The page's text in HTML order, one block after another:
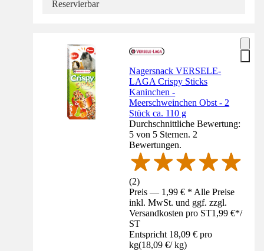
Reservierbar
Nagersnack VERSELE-
LAGA Crispy Sticks
Kaninchen -
Meerschweinchen Obst - 2
Stück ca. 110 g
Durchschnittliche Bewertung:
5 von 5 Sternen. 2
Bewertungen.
(2)
Preis — 1,99 € * Alle Preise
inkl. MwSt. und ggf. zzgl.
Versandkosten pro ST1,99 €*/
ST
Entspricht 18,09 € pro
kg(18,09 €/ kg)